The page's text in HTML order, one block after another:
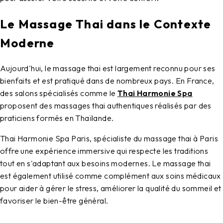
Le Massage Thai dans le Contexte
Moderne
Aujourd'hui, lemassage thai est largement reconnu pour ses
bienfaits et est pratiqué dans de nombreux pays. En France,
des salons spécialisés comme le Thai Harmonie Spa
proposent des massages thai authentiques réalisés par des
praticiens formés en Thaïlande.
Thai Harmonie Spa Paris, spécialiste du massage thai à Paris
offre une expérience immersive qui respecte les traditions
tout en s'adaptant aux besoins modernes. Le massage thai
est également utilisé comme complément aux soins médicaux
pour aider à gérer le stress, améliorer la qualité du sommeil et
favoriser le bien-être général.